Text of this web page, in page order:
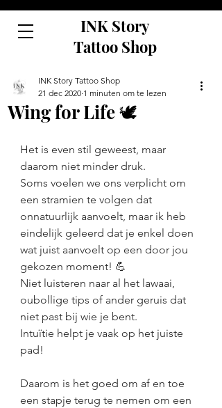
INK Story
Tattoo Shop
Wing for Life 🕊️
INK Story Tattoo Shop
21 dec 2020 1 minuten om te lezen
Het is even stil geweest, maar
daarom niet minder druk.
Soms voelen we ons verplicht om
een stramien te volgen dat
onnatuurlijk aanvoelt, maar ik heb
eindelijk geleerd dat je enkel doen
wat juist aanvoelt op een door jou
gekozen moment! 💪
Niet luisteren naar al het lawaai,
oubollige tips of ander geruis dat
niet past bij wie je bent.
Intuïtie helpt je vaak op het juiste
pad!
Daarom is het goed om af en toe
een stapje terug te nemen om een